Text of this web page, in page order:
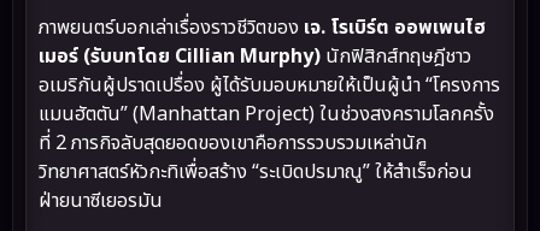
ภาพยนตร์บอกเล่าเรื่องราวชีวิตของ เจ. โรเบิร์ต ออพเพนไฮ
เมอร์ (รับบทโดย Cillian Murphy) นักฟิสิกส์ทฤษฎีชาว
อเมริกันผู้ปราดเปรื่อง ผู้ได้รับมอบหมายให้เป็นผู้นำ “โครงการ
แมนฮัตตัน” (Manhattan Project) ในช่วงสงครามโลกครั้ง
ที่ 2 ภารกิจลับสุดยอดของเขาคือการรวบรวมเหล่านัก
วิทยาศาสตร์หัวกะทิเพื่อสร้าง “ระเบิดปรมาณู” ให้สำเร็จก่อน
ฝ่ายนาซีเยอรมัน